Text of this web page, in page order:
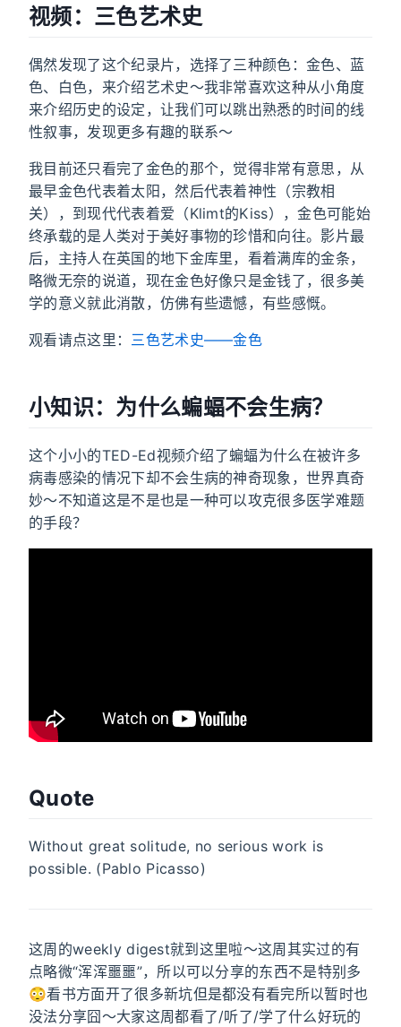
视频：三色艺术史
偶然发现了这个纪录片，选择了三种颜色：金色、蓝
色、白色，来介绍艺术史～我非常喜欢这种从小角度
来介绍历史的设定，让我们可以跳出熟悉的时间的线
性叙事，发现更多有趣的联系～
我目前还只看完了金色的那个，觉得非常有意思，从
最早金色代表着太阳，然后代表着神性（宗教相
关），到现代代表着爱（Klimt的Kiss），金色可能始
终承载的是人类对于美好事物的珍惜和向往。影片最
后，主持人在英国的地下金库里，看着满库的金条，
略微无奈的说道，现在金色好像只是金钱了，很多美
学的意义就此消散，仿佛有些遗憾，有些感慨。
观看请点这里： 三色艺术史——金色
小知识：为什么蝙蝠不会生病？
这个小小的TED-Ed视频介绍了蝙蝠为什么在被许多
病毒感染的情况下却不会生病的神奇现象，世界真奇
妙～不知道这是不是也是一种可以攻克很多医学难题
的手段？
Quote
Without great solitude, no serious work is
possible. (Pablo Picasso)
这周的weekly digest就到这里啦～这周其实过的有
点略微“浑浑噩噩”，所以可以分享的东西不是特别多
😳看书方面开了很多新坑但是都没有看完所以暂时也
没法分享囧～大家这周都看了/听了/学了什么好玩的